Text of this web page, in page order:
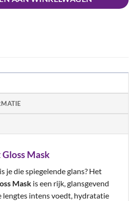
Mask
je die spiegelende glans? Het
Mask is een rijk, glansgevend
lengtes intens voedt, hydratatie